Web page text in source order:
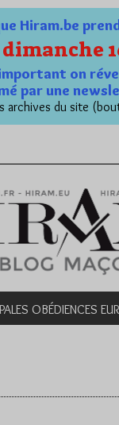
Hiram.be
dimanche
on
par une
archives du site
OBÉDIENCES